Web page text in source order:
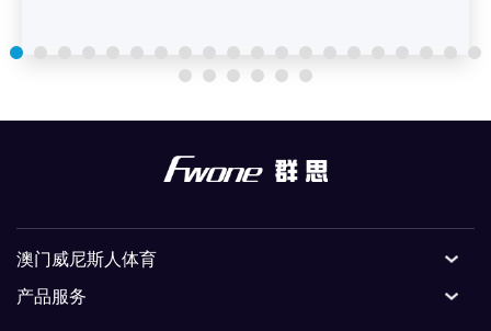
澳门威尼斯人体育
产品服务